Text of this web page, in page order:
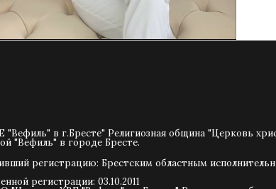
в г.Бресте" Религиозная община "Церковь
"Вефиль" в городе Бресте.
регистрацию: Брестским областным
регистрации: 03.10.2011